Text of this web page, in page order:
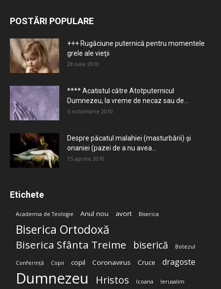
POSTĂRI POPULARE
+++ Rugăciune puternică pentru momentele
grele ale vieţii
28 iulie 2010
**** Acatistul către Atotputernicul
Dumnezeu, la vreme de necaz sau de...
5 octombrie 2010
Despre păcatul malahiei (masturbării) şi
onaniei (pazei de a nu avea...
15 aprilie 2010
Etichete
Academia de Teologie Anul nou avort Biserica
Biserica Ortodoxă
Biserica Sfânta Treime biserică Botezul
Conferință Copii copil Coronavirus Cruce dragoste
Dumnezeu Hristos Icoana Ierusalim